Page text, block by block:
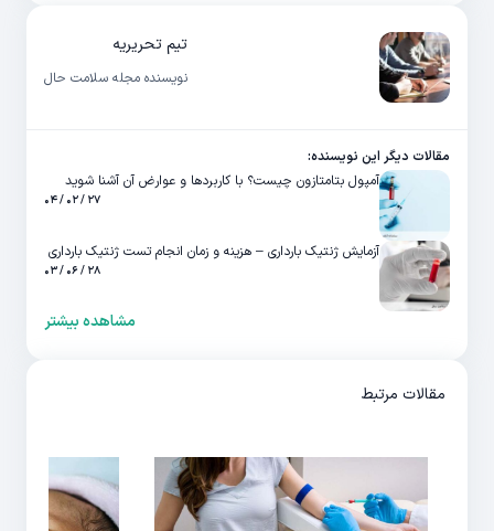
تیم تحریریه
نویسنده مجله سلامت حال
مقالات دیگر این نویسنده:
آمپول بتامتازون چیست؟ با کاربردها و عوارض آن آشنا شوید
۲۷ / ۰۲ / ۰۴
آزمایش ژنتیک بارداری – هزینه و زمان انجام تست ژنتیک بارداری
۲۸ / ۰۶ / ۰۳
مشاهده بیشتر
مقالات مرتبط